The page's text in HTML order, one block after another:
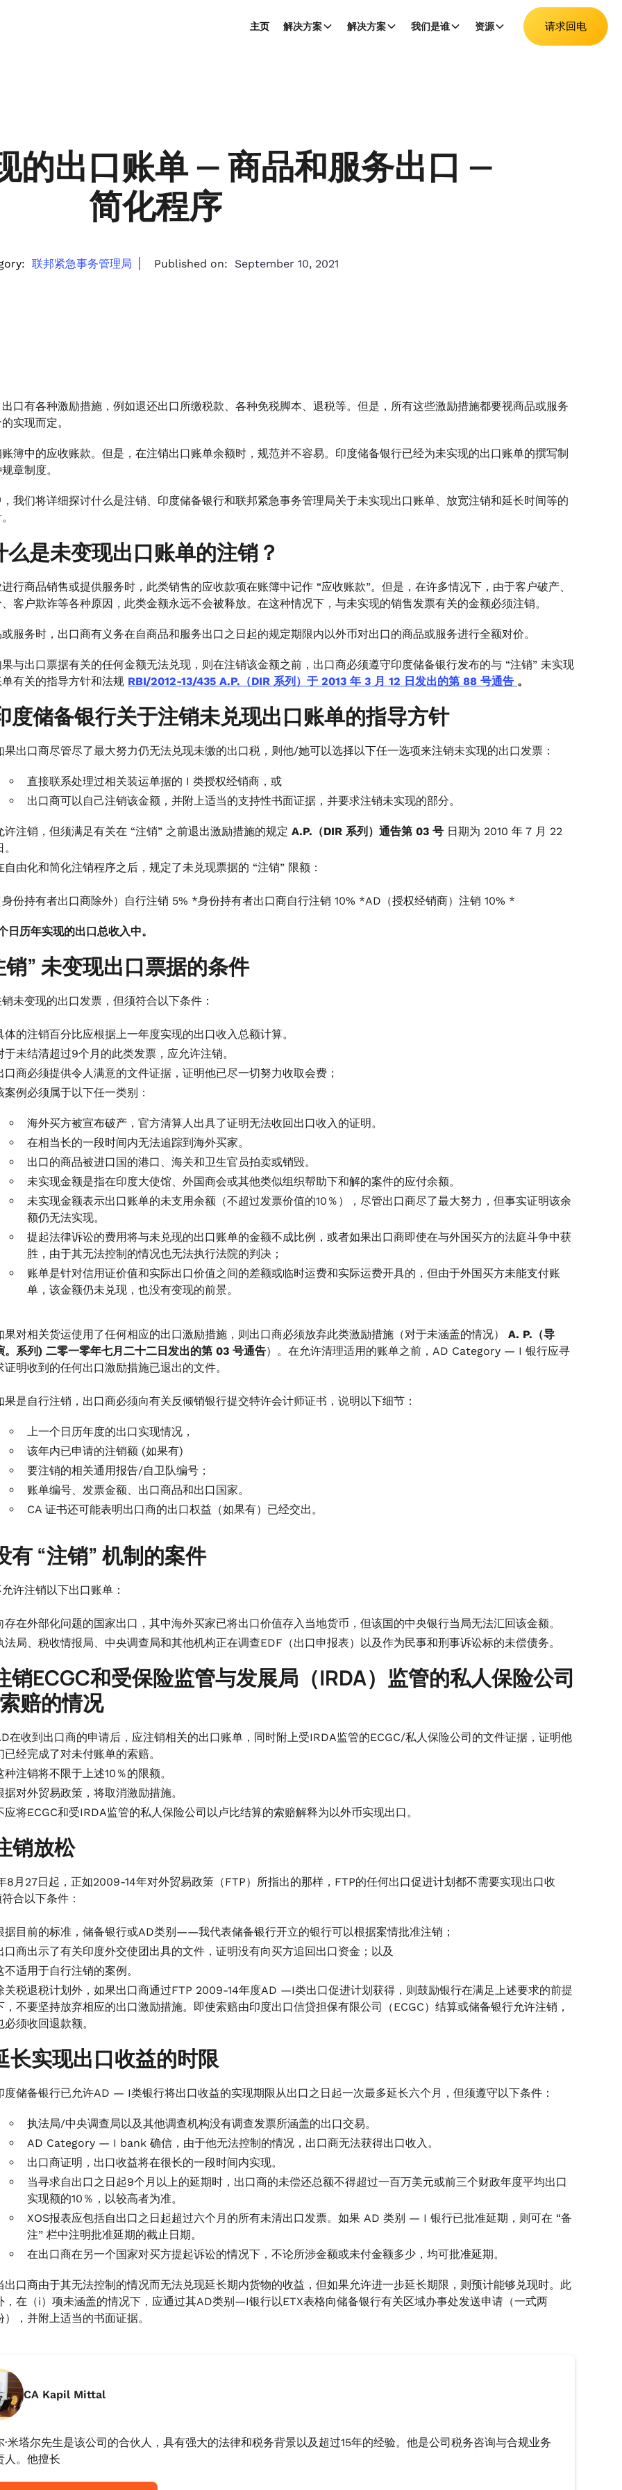
主页 解决方案 解决方案 我们是谁 资源 请求回电
的出口账单 — 商品和服务出口 —
简化程序
联邦紧急事务管理局 Published on: September 10, 2021
口有各种激励措施，例如退还出口所缴税款、各种免税脚本、退税等。但是，所有这些激励措施都要视商品或服务
实现而定。
簿中的应收账款。但是，在注销出口账单余额时，规范并不容易。印度储备银行已经为未实现的出口账单的撰写制
章制度。
我们将详细探讨什么是注销、印度储备银行和联邦紧急事务管理局关于未实现出口账单、放宽注销和延长时间等的
么是未变现出口账单的注销？
行商品销售或提供服务时，此类销售的应收款项在账簿中记作 “应收账款”。但是，在许多情况下，由于客户破产、
客户欺诈等各种原因，此类金额永远不会被释放。在这种情况下，与未实现的销售发票有关的金额必须注销。
服务时，出口商有义务在自商品和服务出口之日起的规定期限内以外币对出口的商品或服务进行全额对价。
与出口票据有关的任何金额无法兑现，则在注销该金额之前，出口商必须遵守印度储备银行发布的与 “注销” 未实现
有关的指导方针和法规 RBI/2012-13/435 A.P.（DIR 系列）于 2013 年 3 月 12 日发出的第 88 号通告 。
度储备银行关于注销未兑现出口账单的指导方针
果出口商尽管尽了最大努力仍无法兑现未缴的出口税，则他/她可以选择以下任一选项来注销未实现的出口发票：
直接联系处理过相关装运单据的 I 类授权经销商，或
出口商可以自己注销该金额，并附上适当的支持性书面证据，并要求注销未实现的部分。
许注销，但须满足有关在 “注销” 之前退出激励措施的规定 A.P.（DIR 系列）通告第 03 号 日期为 2010 年 7 月 22
自由化和简化注销程序之后，规定了未兑现票据的 “注销” 限额：
份持有者出口商除外）自行注销 5% *身份持有者出口商自行注销 10% *AD（授权经销商）注销 10% *
日历年实现的出口总收入中。
销” 未变现出口票据的条件
未变现的出口发票，但须符合以下条件：
体的注销百分比应根据上一年度实现的出口收入总额计算。
于未结清超过9个月的此类发票，应允许注销。
口商必须提供令人满意的文件证据，证明他已尽一切努力收取会费；
案例必须属于以下任一类别：
海外买方被宣布破产，官方清算人出具了证明无法收回出口收入的证明。
在相当长的一段时间内无法追踪到海外买家。
出口的商品被进口国的港口、海关和卫生官员拍卖或销毁。
未实现金额是指在印度大使馆、外国商会或其他类似组织帮助下和解的案件的应付余额。
未实现金额表示出口账单的未支用余额（不超过发票价值的10％），尽管出口商尽了最大努力，但事实证明该余
额仍无法实现。
提起法律诉讼的费用将与未兑现的出口账单的金额不成比例，或者如果出口商即使在与外国买方的法庭斗争中获
胜，由于其无法控制的情况也无法执行法院的判决；
账单是针对信用证价值和实际出口价值之间的差额或临时运费和实际运费开具的，但由于外国买方未能支付账
单，该金额仍未兑现，也没有变现的前景。
果对相关货运使用了任何相应的出口激励措施，则出口商必须放弃此类激励措施（对于未涵盖的情况） A. P.（导
。系列) 二零一零年七月二十二日发出的第 03 号通告）。在允许清理适用的账单之前，AD Category — I 银行应寻
证明收到的任何出口激励措施已退出的文件。
果是自行注销，出口商必须向有关反倾销银行提交特许会计师证书，说明以下细节：
上一个日历年度的出口实现情况，
该年内已申请的注销额 (如果有)
要注销的相关通用报告/自卫队编号；
账单编号、发票金额、出口商品和出口国家。
CA 证书还可能表明出口商的出口权益（如果有）已经交出。
有 “注销” 机制的案件
许注销以下出口账单：
存在外部化问题的国家出口，其中海外买家已将出口价值存入当地货币，但该国的中央银行当局无法汇回该金额。
法局、税收情报局、中央调查局和其他机构正在调查EDF（出口申报表）以及作为民事和刑事诉讼标的未偿债务。
销ECGC和受保险监管与发展局（IRDA）监管的私人保险公司
赔的情况
在收到出口商的申请后，应注销相关的出口账单，同时附上受IRDA监管的ECGC/私人保险公司的文件证据，证明他
已经完成了对未付账单的索赔。
种注销将不限于上述10％的限额。
据对外贸易政策，将取消激励措施。
应将ECGC和受IRDA监管的私人保险公司以卢比结算的索赔解释为以外币实现出口。
销放松
8月27日起，正如2009-14年对外贸易政策（FTP）所指出的那样，FTP的任何出口促进计划都不需要实现出口收
合以下条件：
据目前的标准，储备银行或AD类别——我代表储备银行开立的银行可以根据案情批准注销；
口商出示了有关印度外交使团出具的文件，证明没有向买方追回出口资金；以及
不适用于自行注销的案例。
关税退税计划外，如果出口商通过FTP 2009-14年度AD —I类出口促进计划获得，则鼓励银行在满足上述要求的前提
，不要坚持放弃相应的出口激励措施。即使索赔由印度出口信贷担保有限公司（ECGC）结算或储备银行允许注销，
必须收回退款额。
长实现出口收益的时限
度储备银行已允许AD — I类银行将出口收益的实现期限从出口之日起一次最多延长六个月，但须遵守以下条件：
执法局/中央调查局以及其他调查机构没有调查发票所涵盖的出口交易。
AD Category — I bank 确信，由于他无法控制的情况，出口商无法获得出口收入。
出口商证明，出口收益将在很长的一段时间内实现。
当寻求自出口之日起9个月以上的延期时，出口商的未偿还总额不得超过一百万美元或前三个财政年度平均出口
实现额的10％，以较高者为准。
XOS报表应包括自出口之日起超过六个月的所有未清出口发票。如果 AD 类别 — I 银行已批准延期，则可在 “备
注” 栏中注明批准延期的截止日期。
在出口商在另一个国家对买方提起诉讼的情况下，不论所涉金额或未付金额多少，均可批准延期。
出口商由于其无法控制的情况而无法兑现延长期内货物的收益，但如果允许进一步延长期限，则预计能够兑现时。此
，在（i）项未涵盖的情况下，应通过其AD类别—I银行以ETX表格向储备银行有关区域办事处发送申请（一式两
），并附上适当的书面证据。
CA Kapil Mittal
·米塔尔先生是该公司的合伙人，具有强大的法律和税务背景以及超过15年的经验。他是公司税务咨询与合规业务
人。他擅长